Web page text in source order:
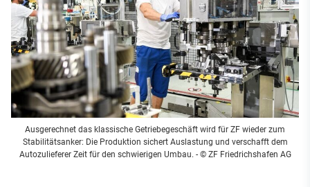
Ausgerechnet das klassische Getriebegeschäft wird für ZF wieder zum
Stabilitätsanker: Die Produktion sichert Auslastung und verschafft dem
Autozulieferer Zeit für den schwierigen Umbau. - © ZF Friedrichshafen AG